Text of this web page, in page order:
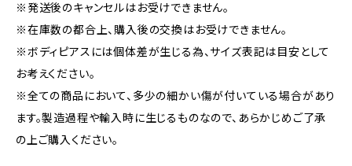
※発送後のキャンセルはお受けできません。
※在庫数の都合上、購入後の交換はお受けできません。
※ボディピアスには個体差が生じる為、サイズ表記は目安として
お考えください。
※全ての商品において、多少の細かい傷が付いている場合があり
ます。製造過程や輸入時に生じるものなので、あらかじめご了承
の上ご購入ください。